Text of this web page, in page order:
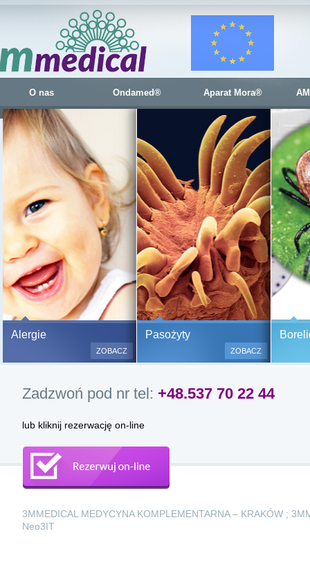
O nas Ondamed® Aparat Mora®
Alergie
Bezbolesne testy alergiczne
500 alergenów oraz zabiegi
odczulające.
(bez nakłuwania i nacinania,
ZOBACZ
Pasożyty
ZOBACZ
Zadzwoń pod nr tel: +48.537 70 22 44
lub kliknij rezerwację on-line
3MMEDICAL MEDYCYNA KOMPLEMENTARNA – KRAKÓW ;
Neo3IT